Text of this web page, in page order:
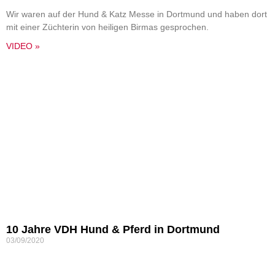
Wir waren auf der Hund & Katz Messe in Dortmund und haben dort
mit einer Züchterin von heiligen Birmas gesprochen.
VIDEO »
10 Jahre VDH Hund & Pferd in Dortmund
03/09/2020